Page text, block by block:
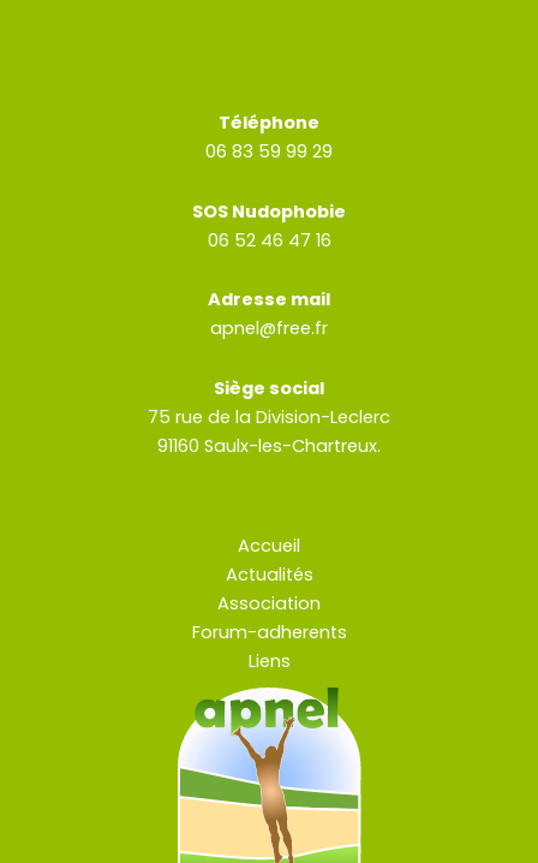
Téléphone
06 83 59 99 29
SOS Nudophobie
06 52 46 47 16
Adresse mail
apnel@free.fr
Siège social
75 rue de la Division-Leclerc
91160 Saulx-les-Chartreux.
Accueil
Actualités
Association
Forum-adherents
Liens